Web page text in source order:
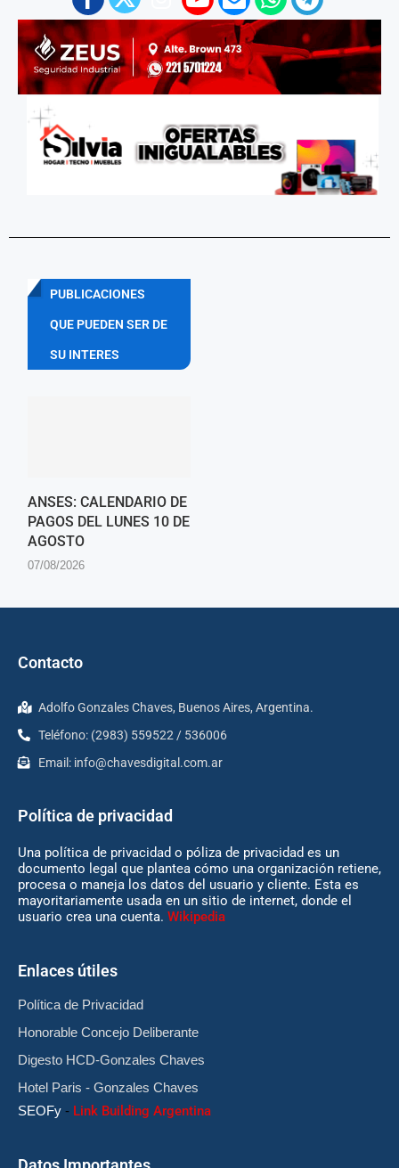
PUBLICACIONES
QUE PUEDEN SER DE
SU INTERES
ANSES: CALENDARIO DE
PAGOS DEL LUNES 10 DE
AGOSTO
07/08/2026
Contacto
Adolfo Gonzales Chaves, Buenos Aires, Argentina.
Teléfono: (2983) 559522 / 536006
Email: info@chavesdigital.com.ar
Política de privacidad
Una política de privacidad o póliza de privacidad es un
documento legal que plantea cómo una organización retiene,
procesa o maneja los datos del usuario y cliente. Esta es
mayoritariamente usada en un sitio de internet, donde el
usuario crea una cuenta. Wikipedia
Enlaces útiles
Política de Privacidad
Honorable Concejo Deliberante
Digesto HCD-Gonzales Chaves
Hotel Paris - Gonzales Chaves
SEOFy - Link Building Argentina